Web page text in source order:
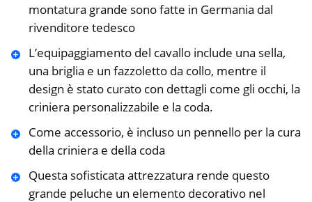
montatura grande sono fatte in Germania dal
rivenditore tedesco
L’equipaggiamento del cavallo include una sella,
una briglia e un fazzoletto da collo, mentre il
design è stato curato con dettagli come gli occhi, la
criniera personalizzabile e la coda.
Come accessorio, è incluso un pennello per la cura
della criniera e della coda
Questa sofisticata attrezzatura rende questo
grande peluche un elemento decorativo nel